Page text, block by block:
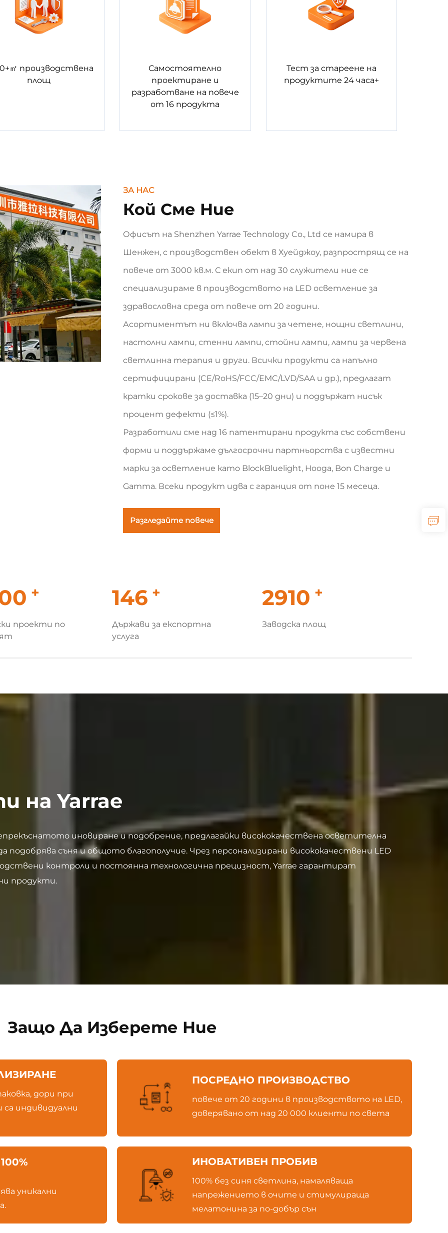
㎡ производствена
площ
Самостоятелно
проектиране и
разработване на повече
от 16 продукта
Тест за стареене на
продуктите 24 часа+
ЗА НАС
Кой Сме Ние
Офисът на Shenzhen Yarrae Technology Co., Ltd се намира в
Шенжен, с производствен обект в Хуейджоу, разпрострящ се на
повече от 3000 кв.м. С екип от над 30 служители ние се
специализираме в производството на LED осветление за
здравословна среда от повече от 20 години.
Асортиментът ни включва лампи за четене, нощни светлини,
настолни лампи, стенни лампи, стойни лампи, лампи за червена
светлинна терапия и други. Всички продукти са напълно
сертифицирани (CE/RoHS/FCC/EMC/LVD/SAA и др.), предлагат
кратки срокове за доставка (15–20 дни) и поддържат нисък
процент дефекти (≤1%).
Разработили сме над 16 патентирани продукта със собствени
форми и поддържаме дългосрочни партньорства с известни
марки за осветление като BlockBluelight, Hooga, Bon Charge и
Gamma. Всеки продукт идва с гаранция от поне 15 месеца.
Разгледайте повече
+
проекти по
150 +
Държави за експортна
услуга
3000
Заводска площ
на Yarrae
иновиране и подобрение, предлагайки висококачествена осветителна
подобрява съня и общото благополучие. Чрез персонализирани висококачествени LED
контроли и постоянна технологична прецизност, Yarrae гарантират
продукти.
Защо Да Изберете Ние
дори при
индивидуални
ПОСРЕДНО ПРОИЗВОДСТВО
повече от 20 години в производството на LED,
доверявано от над 20 000 клиенти по света
уникални
ИНОВАТИВЕН ПРОБИВ
100% без синя светлина, намаляваща
напрежението в очите и стимулираща
мелатонина за по-добър сън